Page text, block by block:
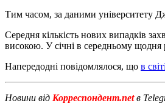
Тим часом, за даними університету
Середня кількість нових випадків
високою. У січні в середньому щодня
Напередодні повідомлялося, що в
Новини від Корреспондент.netв